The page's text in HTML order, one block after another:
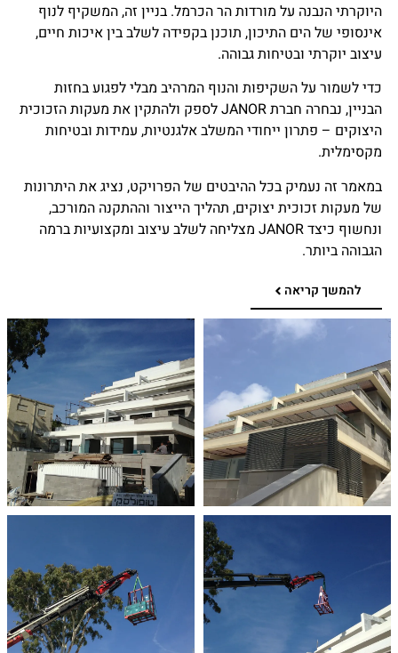
היוקרתי הנבנה על מורדות הר הכרמל. בניין זה, המשקיף לנוף
אינסופי של הים התיכון, תוכנן בקפידה לשלב בין איכות חיים,
עיצוב יוקרתי ובטיחות גבוהה.
כדי לשמור על השקיפות והנוף המרהיב מבלי לפגוע בחזות
הבניין, נבחרה חברת JANOR לספק ולהתקין את מעקות הזכוכית
היצוקים – פתרון ייחודי המשלב אלגנטיות, עמידות ובטיחות
מקסימלית.
במאמר זה נעמיק בכל ההיבטים של הפרויקט, נציג את היתרונות
של מעקות זכוכית יצוקים, תהליך הייצור וההתקנה המורכב,
ונחשוף כיצד JANOR מצליחה לשלב עיצוב ומקצועיות ברמה
הגבוהה ביותר.
להמשך קריאה